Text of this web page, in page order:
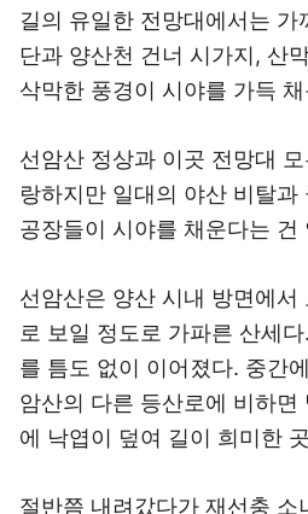
길의 유일한 전망대에서는
단과 양산천 건너 시가지, 산
삭막한 풍경이 시야를 가득
선암산 정상과 이곳 전망대
랑하지만 일대의 야산 비탈
공장들이 시야를 채운다는 건
선암산은 양산 시내 방면에서
로 보일 정도로 가파른 산세
를 틈도 없이 이어졌다. 중간
암산의 다른 등산로에 비하면
에 낙엽이 덮여 길이 희미한
절반쯤 내려갔다가 재선충 소